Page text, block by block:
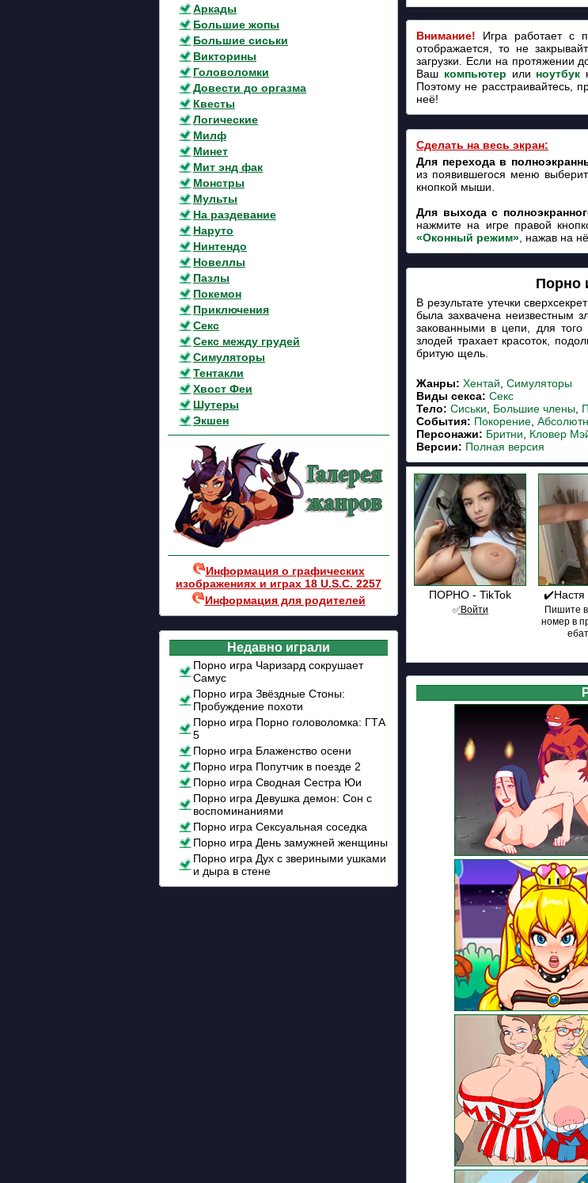
Аркады
Большие жопы
Большие сиськи
Викторины
Головоломки
Довести до оргазма
Квесты
Логические
Милф
Минет
Мит энд фак
Монстры
Мульты
На раздевание
Наруто
Нинтендо
Новеллы
Пазлы
Покемон
Приключения
Секс
Секс между грудей
Симуляторы
Тентакли
Хвост Феи
Шутеры
Экшен
Информация о графических
изображениях и играх 18 U.S.C. 2257
Информация для родителей
Недавно играли
Порно игра Чаризард сокрушает
Самус
Порно игра Звёздные Стоны:
Пробуждение похоти
Порно игра Порно головоломка: ГТА
5
Порно игра Блаженство осени
Порно игра Попутчик в поезде 2
Порно игра Сводная Сестра Юи
Порно игра Девушка демон: Сон с
воспоминаниями
Порно игра Сексуальная соседка
Порно игра День замужней женщины
Порно игра Дух с звериными ушками
и дыра в стене
Внимание! Игра работает с
отображается, то не
загрузки. Если на протяжении
Ваш компьютер или ноутбук
Поэтому не расстраивайтесь,
неё!
Сделать на весь экран:
Для перехода в
из появившегося меню
кнопкой мыши.
Для выхода с
нажмите на игре правой
«Оконный режим» , нажав на
Порно
В результате утечки
была захвачена неизвестным
закованными в цепи, для того
злодей трахает красоток,
бритую щель.
Жанры: Хентай Симуляторы
Виды секса: Секс
Тело: Сиськи Большие члены
События: Покорение
Персонажи: Бритни Кловер
Версии: Полная версия
ПОРНО - TikTok
✅͟В͟о͟й͟т͟и
✔️Настя
Пишите
номер в